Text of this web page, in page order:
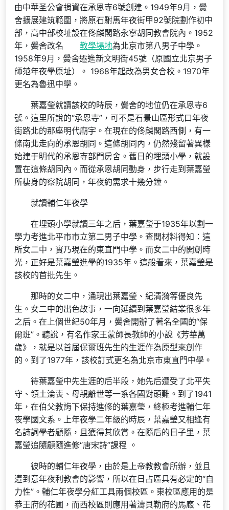
由中華圣公會捐資在承恩寺6號創建。1949年9月，黌
舍擴展建筑範圍，將原石駙馬年夜街甲92號院劃作初中
部，高中部校址設在佟麟閣路永寧胡同教會院內。1952
年，黌舍改名
教學場地為北京市第八男子中學。
1958年9月，黌舍遷進新文明街45號（原國立北京男子
師范年夜學原址）。 1968年起改為男女合校。1970年
更名為魯迅中學。
葉嘉瑩就讀該校的時辰，黌舍的地位仍在承恩寺6
號。這里所說的“承恩寺”，可不是石景山區形式口年夜
街路北的那座明代廟宇。在現在的佟麟閣路西側，有一
條南北走向的承恩胡同。這條胡同內，仍然殘留著異樣
始建于明代的承恩寺部門房舍。舊日的埋頭小學，就設
置在這條胡同內。而從承恩胡同動身，步行走到葉嘉瑩
所棲身的察院胡同，年夜約需求十幾分鐘。
就讀輔仁年夜學
在埋頭小學就讀三年之后，葉嘉瑩于1935年以劃一
學力考進北平市市立第二男子中學。查閱材料得知：這
所女二中，實乃現在的東直門中學。而女二中的開創時
光，正好是葉嘉瑩進學的1935年。這般看來，葉嘉瑩是
該校的首批先生。
那時的女二中，涌現出葉嘉瑩、紀清漪等優良先
生。女二中的出色故事，一向延續到葉嘉瑩結業很多年
之后。在上個世紀50年月，黌舍開辦了著名全國的“保
爾班”。聽說，有名作家王蒙師長教師的小說《芳華萬
歲》，就是以首屆保爾班先生的生涯作為原型來創作
的。到了1977年，該校訂式更名為北京市東直門中學。
待葉嘉瑩中先生涯的后半段，她先后遭受了北平失
守、領土淪喪、母親離世等一系各國對頭難。到了1941
年，在伯父教誨下保持進修的葉嘉瑩，終極考進輔仁年
夜學國文系。上年夜學二年級的時辰，葉嘉瑩又相逢有
名詩詞學者顧隨，且獲得其欣賞。在隨后的日子里，葉
嘉瑩追隨顧隨進修“唐宋詩”課程 。
彼時的輔仁年夜學，由於是上帝教教會所辦，並且
遭到意年夜利教會的影響，所以在日占區具有必定的“自
力性”。輔仁年夜學分紅工具兩個校區。東校區應用的是
恭王府的花圃，而西校區則應用著濤貝勒府的馬廄、花